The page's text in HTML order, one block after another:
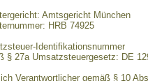
Amtsgericht München
HRB 74925
Identifikationsnummer
§ 27a Umsatzsteuergesetz: DE
Verantwortlicher gemäß § 10